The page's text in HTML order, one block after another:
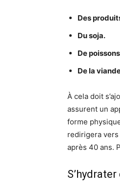
Des
Du soja.
De poissons
De la
À cela doit
assurent un
forme
redirigera
après 40 ans.